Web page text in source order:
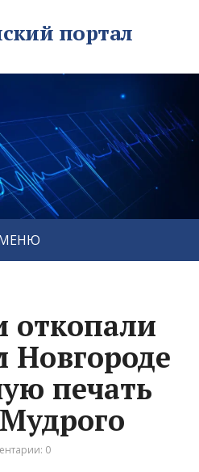
портал
откопали
Новгороде
печать
0